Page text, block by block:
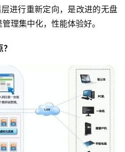
进行重新定向，是改进的无盘
理集中化，性能体验好。